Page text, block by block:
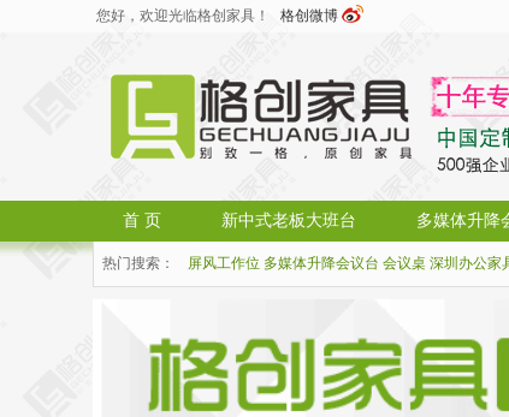
您好，欢迎光临格创家具！ 格创微博
首 页 新中式老板大班台 多媒体升降
热门搜索： 屏风工作位 多媒体升降会议台 会议桌 深圳办公家